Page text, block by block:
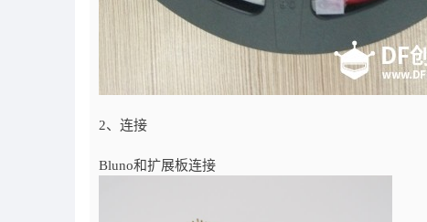
2、连接
Bluno和扩展板连接